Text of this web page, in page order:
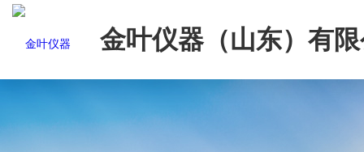
金叶仪器（山东）有